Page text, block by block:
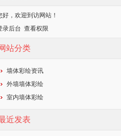
墙画
好，欢迎到访网站！
录后台 查看权限
站分类
墙体彩绘资讯
外墙墙体彩绘
室内墙体彩绘
近发表